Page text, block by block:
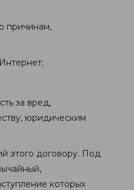
причинам,
за вред,
юридическим
этого договору. Под
которых